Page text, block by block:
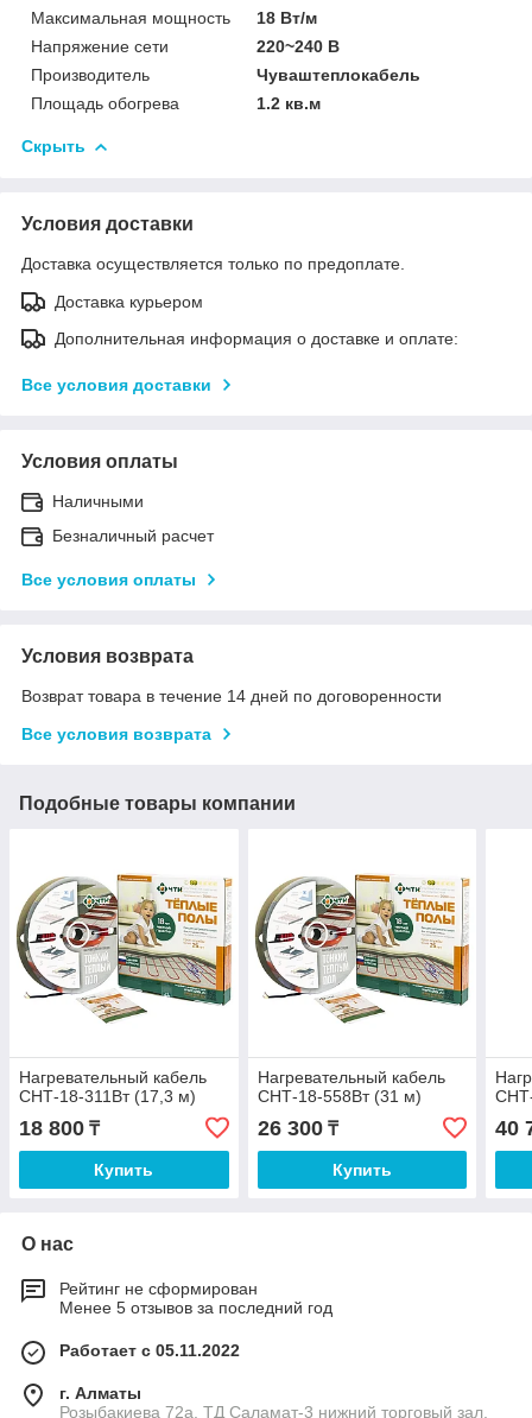
Максимальная мощность
18 Вт/м
Напряжение сети
220~240 В
Производитель
Чуваштеплокабель
Площадь обогрева
1.2 кв.м
Скрыть
Условия доставки
Доставка осуществляется только по предоплате.
Доставка курьером
Дополнительная информация о доставке и оплате:
Все условия доставки
Условия оплаты
Наличными
Безналичный расчет
Все условия оплаты
Условия возврата
Возврат товара в течение 14 дней по договоренности
Все условия возврата
Подобные товары компании
Нагревательный кабель
СНТ-18-311Вт (17,3 м)
18 800 ₸
Купить
Нагревательный кабель
СНТ-18-558Вт (31 м)
26 300₸
Купить
40
О нас
Рейтинг не сформирован
Менее 5 отзывов за последний год
Работает с 05.11.2022
г. Алматы
Розыбакиева 72а, ТД Саламат-3 нижний торговый зал,